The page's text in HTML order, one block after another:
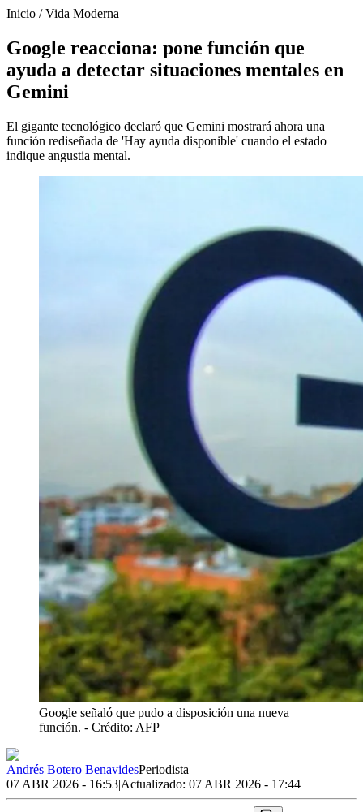
Inicio /Vida Moderna
Google reacciona: pone función que
ayuda a detectar situaciones mentales en
Gemini
El gigante tecnológico declaró que Gemini mostrará ahora una
función rediseñada de 'Hay ayuda disponible' cuando el estado
indique angustia mental.
Google señaló que pudo a disposición una nueva
función. - Crédito: AFP
Andrés Botero BenavidesPeriodista
07 ABR 2026 - 16:53|Actualizado: 07 ABR 2026 - 17:44